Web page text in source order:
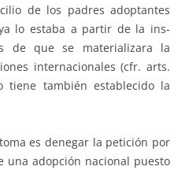
de los padres adoptantes
lo estaba a partir de la ins­
de que se materializara la
internacionales (cfr. arts.
tiene también establecido la
es denegar la petición por
una adopción nacional puesto